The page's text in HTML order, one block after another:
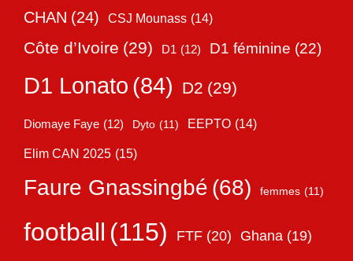
CHAN (24) CSJ Mounass (14)
Côte d’Ivoire (29) D1 (12) D1 féminine (22)
D1 Lonato (84) D2 (29)
Diomaye Faye (12) Dyto (11) EEPTO (14)
Elim CAN 2025 (15)
Faure Gnassingbé (68) femmes (11)
football (115) FTF (20) Ghana (19)